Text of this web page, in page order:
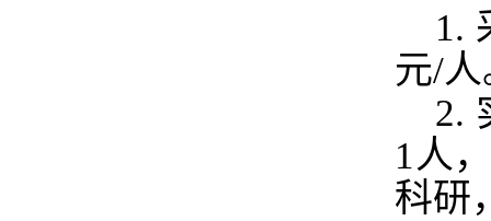
1.
元/
2.
1人
科研